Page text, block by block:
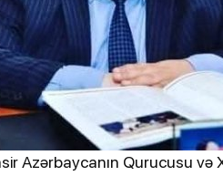
Azərbaycanın Qurucusu və